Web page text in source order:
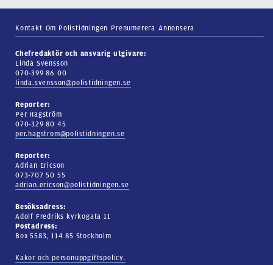
Kontakt Om Polistidningen Prenumerera Annonsera
Chefredaktör och ansvarig utgivare:
Linda Svensson
070-399 86 00
linda.svensson@polistidningen.se
Reporter:
Per Hagström
070-329 80 45
per.hagstrom@polistidningen.se
Reporter:
Adrian Ericson
073-707 50 55
adrian.ericson@polistidningen.se
Besöksadress:
Adolf Fredriks kyrkogata 11
Postadress:
Box 5583, 114 85 Stockholm
Kakor och personuppgiftspolicy.